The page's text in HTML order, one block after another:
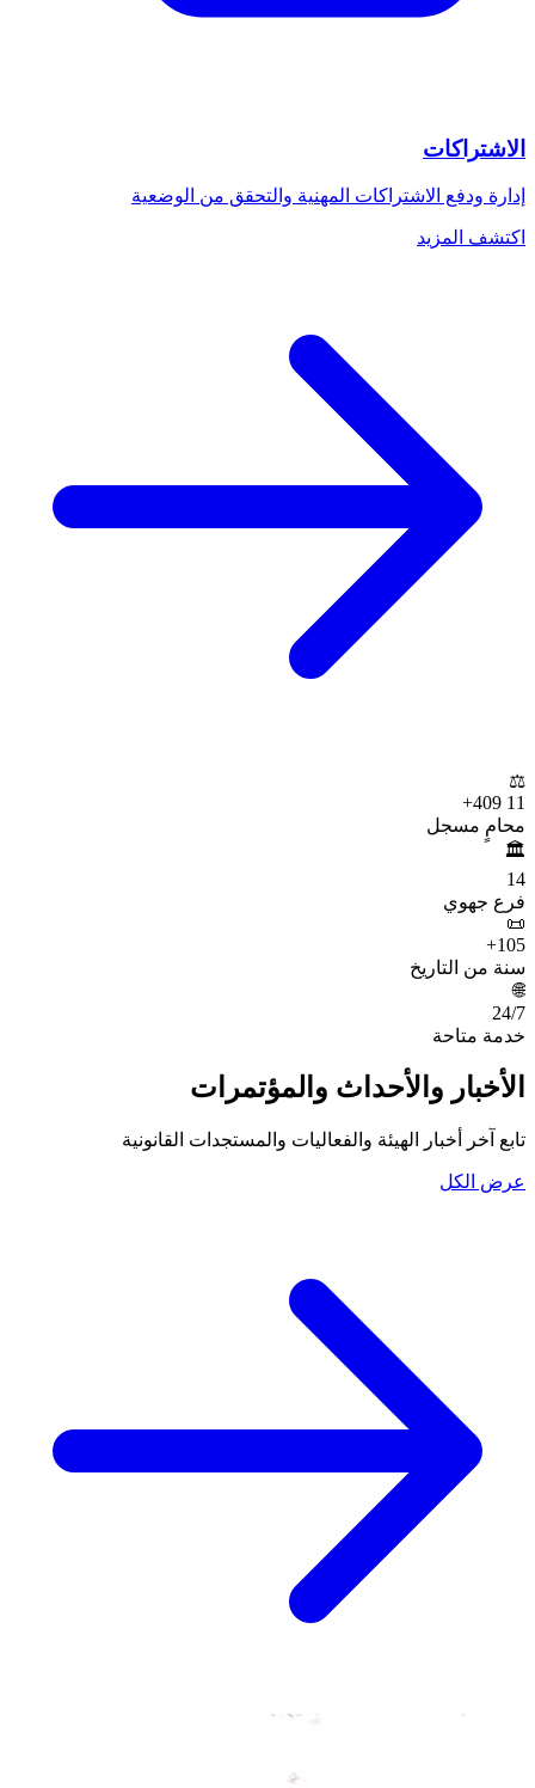
الاشتراكات
إدارة ودفع الاشتراكات المهنية والتحقق من الوضعية
اكتشف المزيد
⚖️
11 409
+
محامٍ مسجل
🏛️
14
فرع جهوي
📜
105
+
سنة من التاريخ
🌐
24/7
خدمة متاحة
الأخبار والأحداث والمؤتمرات
تابع آخر أخبار الهيئة والفعاليات والمستجدات القانونية
عرض الكل